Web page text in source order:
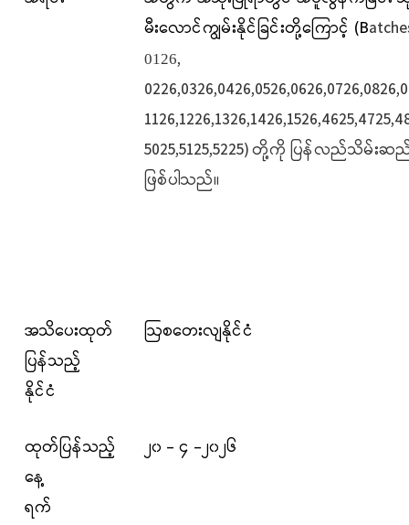
မီးလောင်ကျွမ်းနိုင်ခြင်းတို့ကြောင့် (B
0126,
1126,1226,1326,1426,1526,4625,4725,
5025,5125,5225)တို့ကို ပြန်လည်သိမ်းဆည်း
ဖြစ်ပါသည်။
အသိပေးထုတ်
ပြန်သည့်
နိုင်ငံ
ဩစတေးလျနိုင်ငံ
ထုတ်ပြန်သည့်
နေ့
ရက်
၂၀ - ၄ -၂၀၂၆